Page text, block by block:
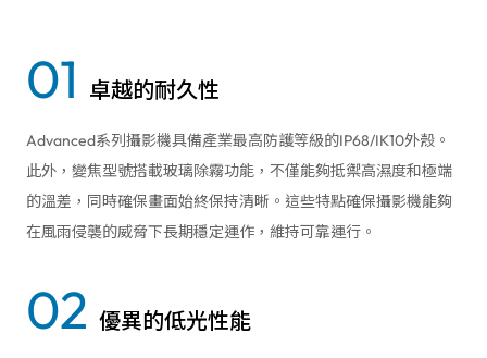
01 卓越的耐久性
Advanced系列攝影機具備產業最高防護等級的IP68/IK10外殼。
此外，變焦型號搭載玻璃除霧功能，不僅能夠抵禦高濕度和極端
的溫差，同時確保畫面始終保持清晰。這些特點確保攝影機能夠
在風雨侵襲的威脅下長期穩定運作，維持可靠運行。
02 優異的低光性能